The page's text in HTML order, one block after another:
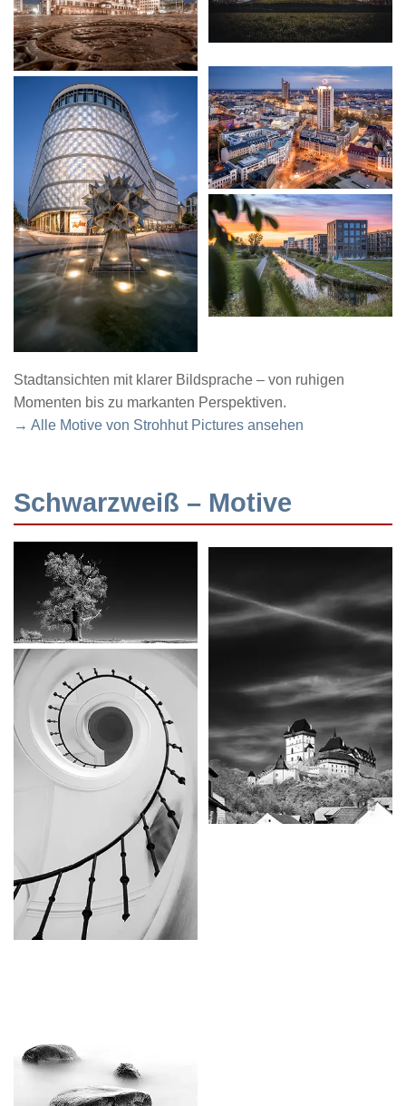
Stadtansichten mit klarer Bildsprache – von ruhigen
Momenten bis zu markanten Perspektiven.
→ Alle Motive von Strohhut Pictures ansehen
Schwarzweiß – Motive